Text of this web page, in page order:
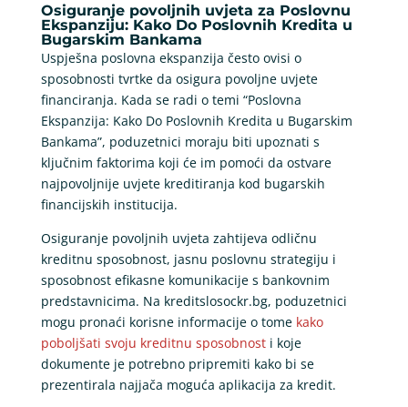
Osiguranje povoljnih uvjeta za Poslovnu
Ekspanziju: Kako Do Poslovnih Kredita u
Bugarskim Bankama
Uspješna poslovna ekspanzija često ovisi o
sposobnosti tvrtke da osigura povoljne uvjete
financiranja. Kada se radi o temi “Poslovna
Ekspanzija: Kako Do Poslovnih Kredita u Bugarskim
Bankama”, poduzetnici moraju biti upoznati s
ključnim faktorima koji će im pomoći da ostvare
najpovoljnije uvjete kreditiranja kod bugarskih
financijskih institucija.
Osiguranje povoljnih uvjeta zahtijeva odličnu
kreditnu sposobnost, jasnu poslovnu strategiju i
sposobnost efikasne komunikacije s bankovnim
predstavnicima. Na kreditslosockr.bg, poduzetnici
mogu pronaći korisne informacije o tome kako
poboljšati svoju kreditnu sposobnosti koje
dokumente je potrebno pripremiti kako bi se
prezentirala najjača moguća aplikacija za kredit.